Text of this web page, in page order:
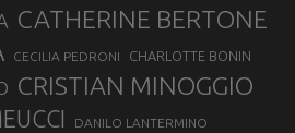
CATHERINE BERTONE
CECILIA PEDRONI CHARLOTTE BONIN
CRISTIAN MINOGGIO
DANILO LANTERMINO